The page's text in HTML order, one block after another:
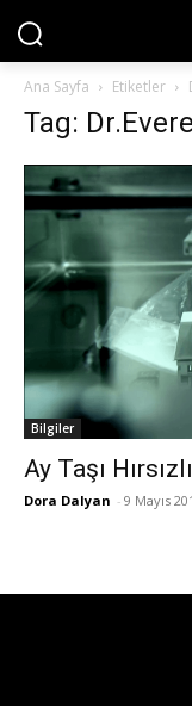
Ana Sayfa Etiketler
Tag:
Bilgiler
Ay Taşı
Dora Dalyan - 9 Mayıs